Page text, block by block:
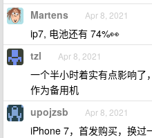
Martens Apr 8, 2021
ip7, 电池还有 74%👀
tzl Apr 8, 2021
一个半小时着实有点影响了
作为备用机
upojzsb Apr 8, 2021
iPhone 7，首发购买，换过